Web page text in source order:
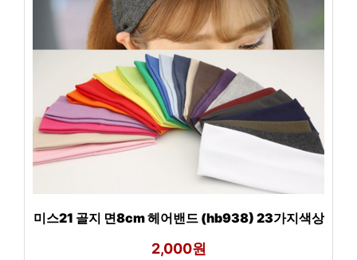
미스21 골지 면8cm 헤어밴드 (hb938) 23가지색상
2,000원